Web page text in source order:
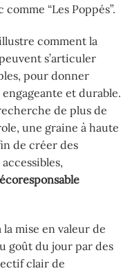
“Les Poppés”.
comment la
s’articuler
pour donner
et durable.
de plus de
une graine à haute
de créer des
écoresponsable
mise en valeur de
goût du jour par des
clair de